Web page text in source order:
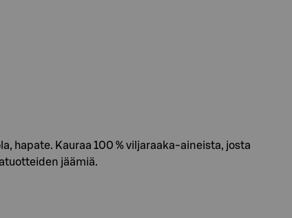
hapate. Kauraa 100 % viljaraaka-aineista, josta
jäämiä.